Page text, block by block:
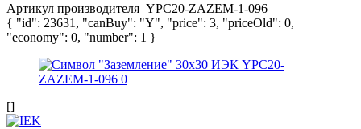
Артикул производителя YPC20-ZAZEM-1-096
{ "id": 23631, "canBuy": "Y", "price": 3, "priceOld": 0,
"economy": 0, "number": 1 }
[]